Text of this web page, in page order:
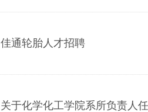
关于化学化工学院系所负责人